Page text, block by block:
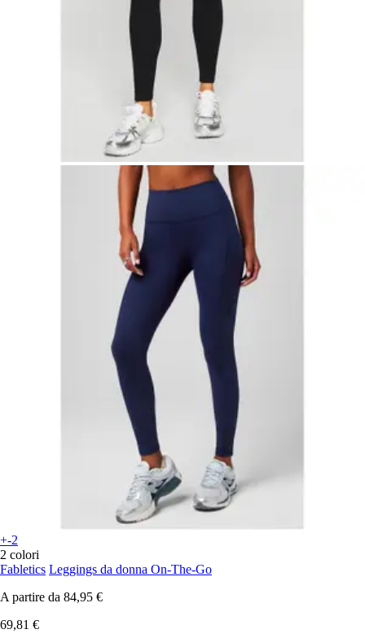
+-2
2 colori
Fabletics Leggings da donna On-The-Go
A partire da 84,95 €
69,81 €